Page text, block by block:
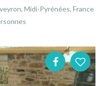
Midi-Pyrénées, France